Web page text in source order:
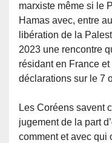
marxiste même si le
Hamas avec, entre
libération de la
2023 une rencontre
résidant en France
déclarations sur le 7
Les Coréens savent
jugement de la part
comment et avec qui